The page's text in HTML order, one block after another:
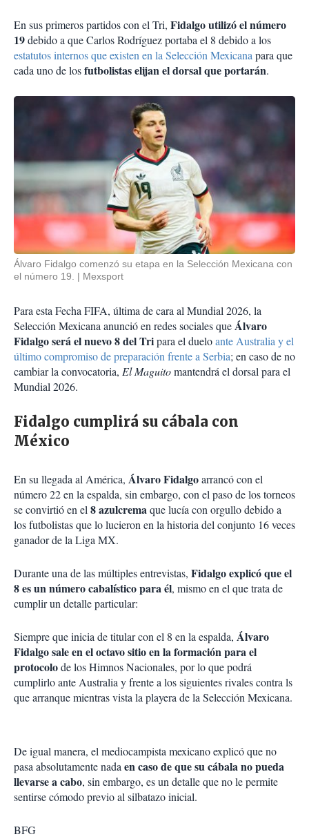
En sus primeros partidos con el Tri, Fidalgo utilizó el número
19debido a que Carlos Rodríguez portaba el 8 debido a los
estatutos internos que existen en la Selección Mexicanapara que
cada uno de losfutbolistas elijan el dorsal que portarán.
Álvaro Fidalgo comenzó su etapa en la Selección Mexicana con
el número 19.
Mexsport
Para esta Fecha FIFA, última de cara al Mundial 2026, la
Selección Mexicana anunció en redes sociales queÁlvaro
Fidalgo será el nuevo 8 del Tripara el dueloante Australia y el
último compromiso de preparación frente a Serbia; en caso de no
cambiar la convocatoria, El Maguitomantendrá el dorsal para el
Mundial 2026.
Fidalgo cumplirá su cábala con
México
En su llegada al América, Álvaro Fidalgoarrancó con el
número 22 en la espalda, sin embargo, con el paso de los torneos
se convirtió en el8 azulcremaque lucía con orgullo debido a
los futbolistas que lo lucieron en la historia del conjunto 16 veces
ganador de la Liga MX.
Durante una de las múltiples entrevistas, Fidalgo explicó que el
8 es un número cabalísticopara él, mismo en el que trata de
cumplir un detalle particular:
Siempre que inicia de titular con el 8 en la espalda, Álvaro
Fidalgo sale en el octavo sitio en la formación para el
protocolode los Himnos Nacionales, por lo que podrá
cumplirlo ante Australia y frente a los siguientes rivales contra ls
que arranque mientras vista la playera de la Selección Mexicana.
De igual manera, el mediocampista mexicano explicó que no
pasa absolutamente nadaen caso de que su cábala no pueda
llevarse a cabo, sin embargo, es un detalle que no le permite
sentirse cómodo previo al silbatazo inicial.
BFG